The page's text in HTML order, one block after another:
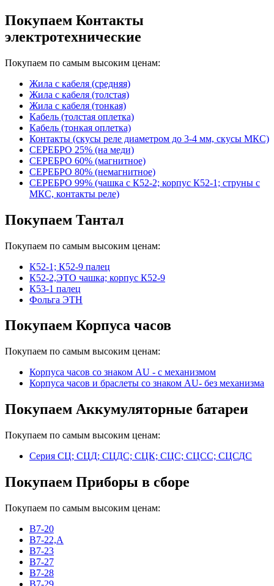
Покупаем Контакты
электротехнические
Покупаем по самым высоким ценам:
Жила с кабеля (средняя)
Жила с кабеля (толстая)
Жила с кабеля (тонкая)
Кабель (толстая оплетка)
Кабель (тонкая оплетка)
Контакты (скусы реле диаметром до 3-4 мм, скусы МКС)
СЕРЕБРО 25% (на меди)
СЕРЕБРО 60% (магнитное)
СЕРЕБРО 80% (немагнитное)
СЕРЕБРО 99% (чашка с К52-2; корпус К52-1; струны с
МКС, контакты реле)
Покупаем Тантал
Покупаем по самым высоким ценам:
К52-1; К52-9 палец
К52-2,ЭТО чашка; корпус К52-9
К53-1 палец
Фольга ЭТН
Покупаем Корпуса часов
Покупаем по самым высоким ценам:
Корпуса часов cо знаком AU - с механизмом
Корпуса часов и браслеты со знаком AU- без механизма
Покупаем Аккумуляторные батареи
Покупаем по самым высоким ценам:
Серия СЦ; СЦД; СЦДС; СЦК; СЦС; СЦСС; СЦСДС
Покупаем Приборы в сборе
Покупаем по самым высоким ценам:
В7-20
В7-22,А
В7-23
В7-27
В7-28
В7-29